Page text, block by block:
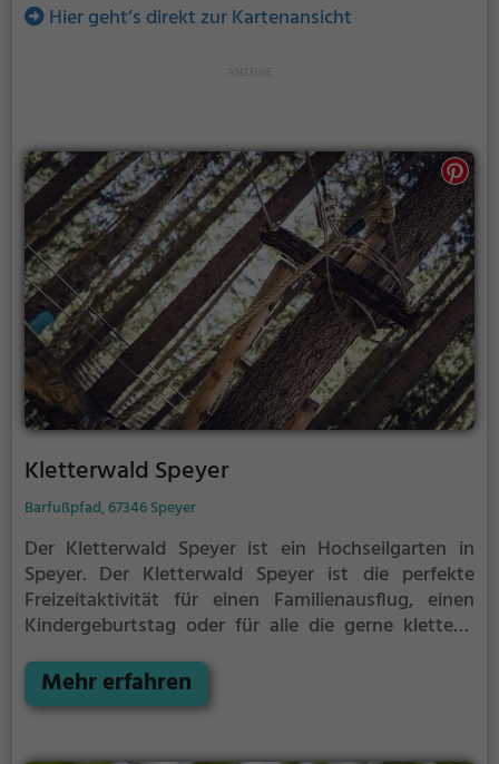
Hier geht’s direkt zur Kartenansicht
Kletterwald Speyer
Barfußpfad, 67346 Speyer
Der Kletterwald Speyer ist ein Hochseilgarten in
Speyer. Der Kletterwald Speyer ist die perfekte
Freizeitaktivität für einen Familienausflug, einen
Kindergeburtstag oder für alle die gerne klettern.
Erdboden erwartet dich eine Welt voller Abenteuer
und Erlebnis. Der Kletterwald Speyer bietet sowohl
Menge Platz für Sport und Spaß.
Mehr erfahren